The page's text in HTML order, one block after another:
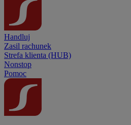
Handluj
Zasil rachunek
Strefa klienta (HUB)
Nonstop
Pomoc